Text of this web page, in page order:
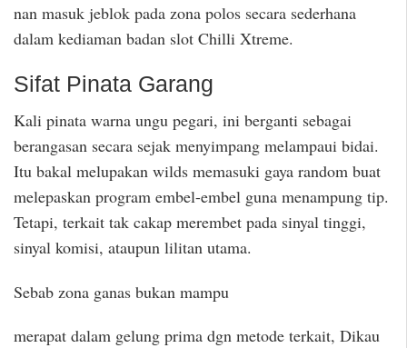
nan masuk jeblok pada zona polos secara sederhana
dalam kediaman badan slot Chilli Xtreme.
Sifat Pinata Garang
Kali pinata warna ungu pegari, ini berganti sebagai
berangasan secara sejak menyimpang melampaui bidai.
Itu bakal melupakan wilds memasuki gaya random buat
melepaskan program embel-embel guna menampung tip.
Tetapi, terkait tak cakap merembet pada sinyal tinggi,
sinyal komisi, ataupun lilitan utama.
Sebab zona ganas bukan mampu
merapat dalam gelung prima dgn metode terkait, Dikau